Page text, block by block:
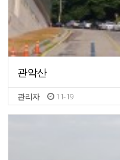
관악산
관리자 11-19